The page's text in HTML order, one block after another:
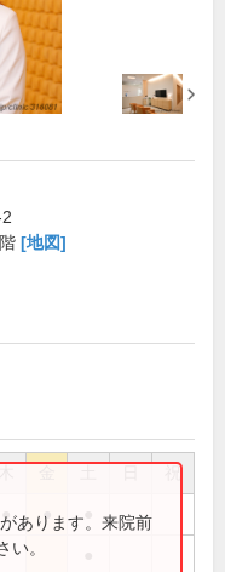
[地図]
祝
● ●
あります。来院前
い。